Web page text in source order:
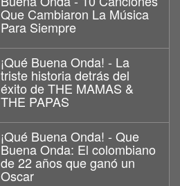
Que Cambiaron La Música
Para Siempre
¡Qué Buena Onda! - La
triste historia detrás del
éxito de THE MAMAS &
THE PAPAS
¡Qué Buena Onda! - Que
Buena Onda: El colombiano
de 22 años que ganó un
Oscar